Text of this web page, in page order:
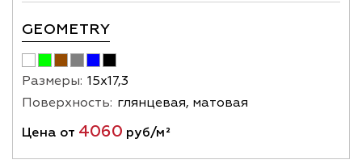
GEOMETRY
Размеры: 15х17,3
Поверхность: глянцевая, матовая
Цена от 4060 руб/м²